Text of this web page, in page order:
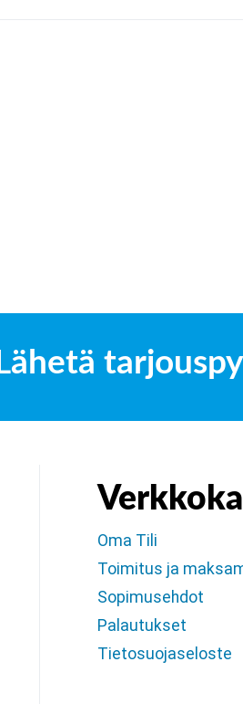
Lähetä
Oma Tili
Toimitus ja
Sopimusehdot
Palautukset
Tietosuojaseloste